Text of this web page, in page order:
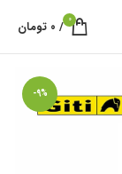
0
/ ۰ تومان
-9%